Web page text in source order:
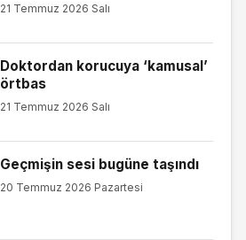
21 Temmuz 2026 Salı
Doktordan korucuya ‘kamusal’
örtbas
21 Temmuz 2026 Salı
Geçmişin sesi bugüne taşındı
20 Temmuz 2026 Pazartesi